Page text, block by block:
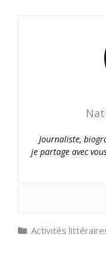
Journaliste,
je partage avec
Catégories
Activités